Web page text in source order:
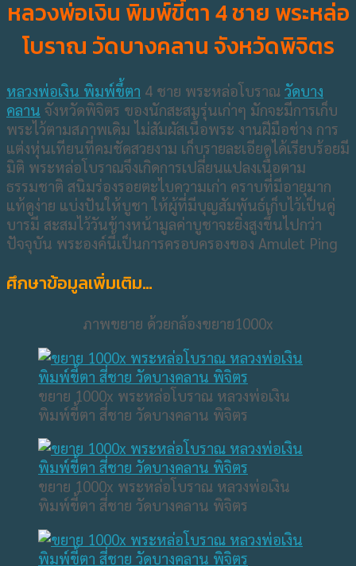
หลวงพ่อเงิน พิมพ์ขี้ตา 4 ชาย พระหล่อ
โบราณ วัดบางคลาน จังหวัดพิจิตร
หลวงพ่อเงิน พิมพ์ขึ้ตา 4 ชาย พระหล่อโบราณ วัดบาง
คลาน จังหวัดพิจิตร ของนักสะสมรุ่นเก่าๆ มักจะมีการเก็บ
พระไว้ตามสภาพเดิม ไม่สัมผัสเนื้อพระ งานฝีมือช่าง การ
แต่งหุ่นเทียนที่คมชัดสวยงาม เก็บรายละเอียดได้เรียบร้อยมี
มิติ พระหล่อโบราณจึงเกิดการเปลี่ยนแปลงเนื้อตาม
ธรรมชาติ สนิมร่องรอยตะไบความเก่า คราบที่มีอายุมาก
แท้ดูง่าย แบ่งปันให้บูชา ให้ผู้ที่มีบุญสัมพันธ์เก็บไว้เป็นคู่
บารมี สะสมไว้วันข้างหน้ามูลค่าบูชาจะยิ่งสูงขึ้นไปกว่า
ปัจจุบัน พระองค์นี้เป็นการครอบครองของ Amulet Ping
ศึกษาข้อมูลเพิ่มเติม…
ภาพขยาย ด้วยกล้องขยาย1000x
ขยาย 1000x พระหล่อโบราณ หลวงพ่อเงิน
พิมพ์ขี้ตา สี่ชาย วัดบางคลาน พิจิตร
ขยาย 1000x พระหล่อโบราณ หลวงพ่อเงิน
พิมพ์ขี้ตา สี่ชาย วัดบางคลาน พิจิตร